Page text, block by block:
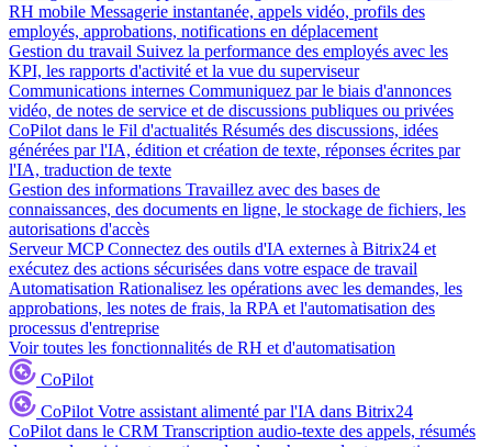
RH mobile Messagerie instantanée, appels vidéo, profils des
employés, approbations, notifications en déplacement
Gestion du travail Suivez la performance des employés avec les
KPI, les rapports d'activité et la vue du superviseur
Communications internes Communiquez par le biais d'annonces
vidéo, de notes de service et de discussions publiques ou privées
CoPilot dans le Fil d'actualités Résumés des discussions, idées
générées par l'IA, édition et création de texte, réponses écrites par
l'IA, traduction de texte
Gestion des informations Travaillez avec des bases de
connaissances, des documents en ligne, le stockage de fichiers, les
autorisations d'accès
Serveur MCP Connectez des outils d'IA externes à Bitrix24 et
exécutez des actions sécurisées dans votre espace de travail
Automatisation Rationalisez les opérations avec les demandes, les
approbations, les notes de frais, la RPA et l'automatisation des
processus d'entreprise
Voir toutes les fonctionnalités de RH et d'automatisation
CoPilot
CoPilot Votre assistant alimenté par l'IA dans Bitrix24
CoPilot dans le CRM Transcription audio-texte des appels, résumés